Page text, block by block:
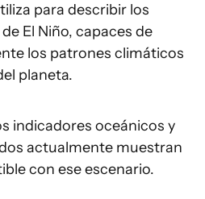
para describir los
El Niño, capaces de
los patrones climáticos
planeta.
indicadores oceánicos y
actualmente muestran
con ese escenario.